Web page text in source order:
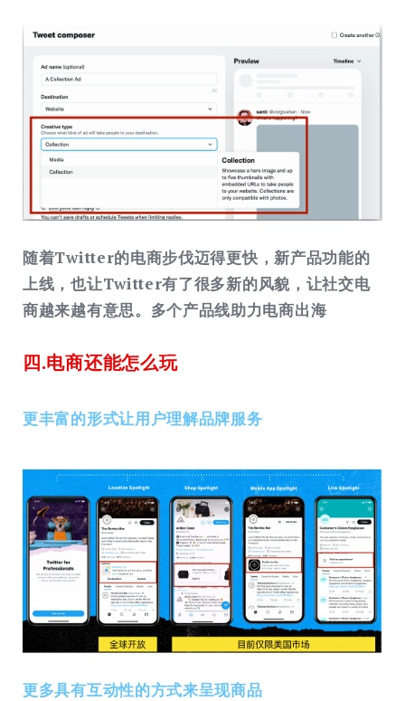
随着Twitter的电商步伐迈得更快，新产品功能的
上线，也让Twitter有了很多新的风貌，让社交电
商越来越有意思。多个产品线助力电商出海
四.电商还能怎么玩
更丰富的形式让⽤户理解品牌服务
更多具有互动性的⽅式来呈现商品